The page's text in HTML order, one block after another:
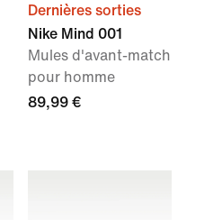
Dernières sorties
Nike Mind 001
Mules d'avant-match
pour homme
89,99 €